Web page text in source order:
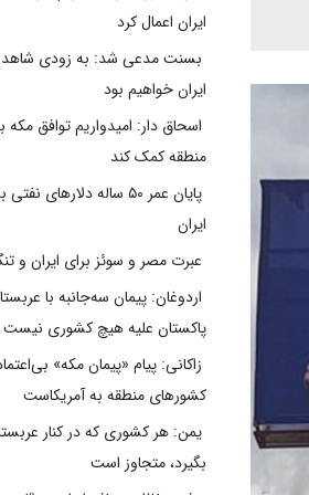
ایران اعمال کرد
بسنت مدعی شد: به زودی شاهد
ایران خواهیم بود
اسحاق دار: امیدواریم توافق مکه
منطقه کمک کند
پایان عمر ۵۰ ساله دلارهای
ایران
عبرت مصر و سوئز برای ایران و
اردوغان: پیمان سه‌جانبه با
پاکستان علیه هیچ کشوری نیست
زاکانی: پیام «پیمان مکه»
کشورهای منطقه به آمریکاست
یمن: هر کشوری که در کنار
بگیرد، متجاوز است